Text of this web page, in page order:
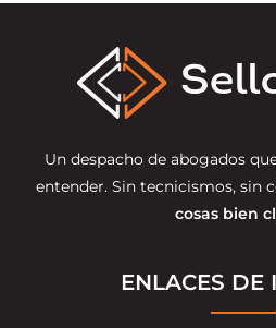
Un despacho de abogados
entender. Sin tecnicismos, sin
cosas bien
ENLACES DE